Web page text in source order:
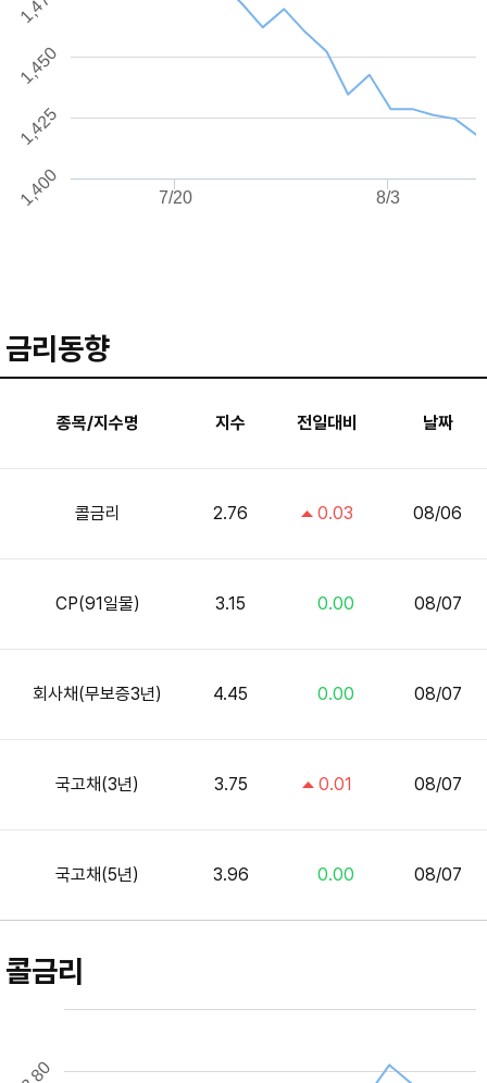
7/20 8/3
1,400
1,425
1,450
금리동향
종목/지수명 지수 전일대비 날짜
콜금리 2.76 0.03 08/06
CP(91일물) 3.15 0.00 08/07
회사채(무보증3년) 4.45 0.00 08/07
국고채(3년) 3.75 0.01 08/07
국고채(5년) 3.96 0.00 08/07
콜금리